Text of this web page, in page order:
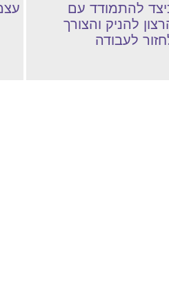
להתמודד עם
להניק והצורך
לעבודה